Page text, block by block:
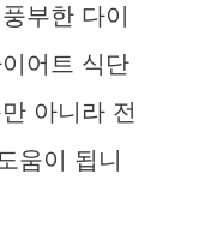
부한 다이
어트 식단
아니라 전
움이 됩니